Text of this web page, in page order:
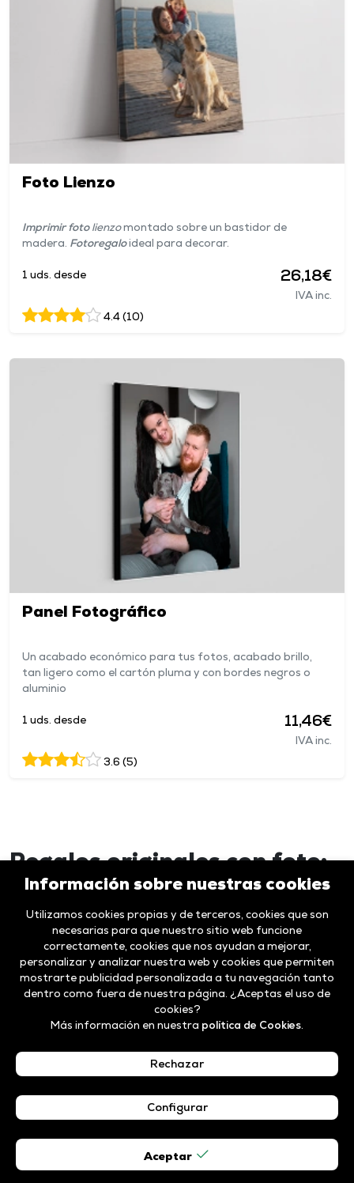
Foto Lienzo
Imprimir fotolienzomontado sobre un bastidor de
madera. Fotoregaloideal para decorar.
1 uds. desde 26,18€
IVA inc.
4.4 (10)
Panel Fotográfico
Un acabado económico para tus fotos, acabado brillo,
tan ligero como el cartón pluma y con bordes negros o
aluminio
1 uds. desde 11,46€
IVA inc.
3.6 (5)
Regalos originales con foto:
personaliza momentos
únicos
Losregalos personalizadosson una forma
especial de sorprender y emocionar a
quienes más quieres. Gracias a la posibilidad
de incluir una foto, un diseño o una frase
significativa, estos productos
personalizados se transforman en
recuerdos inolvidables.
Descubre nuestra tienda online de regalos
personalizados; ofrecemos una amplia gama
Información sobre nuestras cookies
Utilizamos cookies propias y de terceros, cookies que son
necesarias para que nuestro sitio web funcione
correctamente, cookies que nos ayudan a mejorar,
personalizar y analizar nuestra web y cookies que permiten
mostrarte publicidad personalizada a tu navegación tanto
dentro como fuera de nuestra página. ¿Aceptas el uso de
cookies?
Más información en nuestra política de Cookies.
Rechazar
Configurar
Aceptar